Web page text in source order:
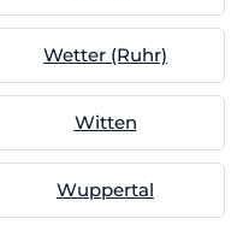
Wetter (Ruhr)
Witten
Wuppertal